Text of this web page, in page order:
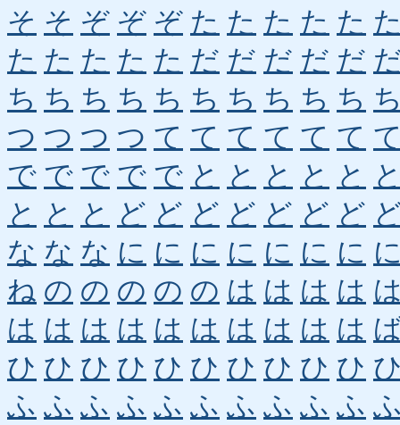
そ そ ぞ ぞ ぞ た た た た た
た た た た た だ だ だ だ だ
ち ち ち ち ち ち ち ち ち ち
つ つ つ つ て て て て て て
で で で で で と と と と と
と と と ど ど ど ど ど ど ど
な な な に に に に に に に
ね の の の の の は は は は
は は は は は は は は は は
ひ ひ ひ ひ ひ ひ ひ ひ ひ ひ
ふ ふ ふ ふ ふ ふ ふ ふ ふ ふ